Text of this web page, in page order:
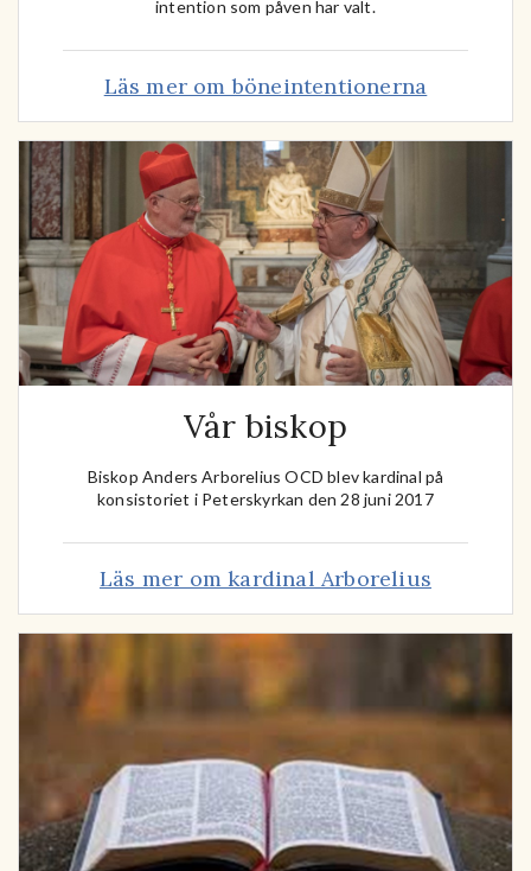
intention som påven har valt.
Läs mer om böneintentionerna
Vår biskop
Biskop Anders Arborelius OCD blev kardinal på
konsistoriet i Peterskyrkan den 28 juni 2017
Läs mer om kardinal Arborelius